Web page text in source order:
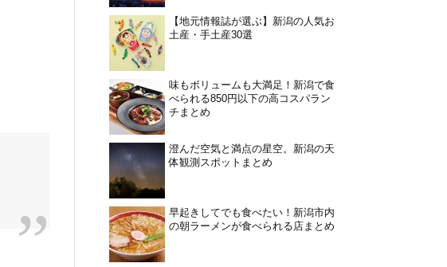
【地元情報誌が選ぶ】新潟の人気お
土産・手土産30選
味もボリュームも大満足！新潟で食
べられる850円以下の高コスパラン
チまとめ
澄んだ空気と満点の星空。新潟の天
体観測スポットまとめ
早起きしてでも食べたい！新潟市内
の朝ラーメンが食べられる店まとめ